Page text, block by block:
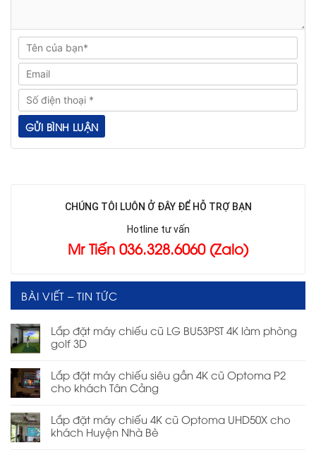
CHÚNG TÔI LUÔN Ở ĐÂY ĐỂ HỖ TRỢ BẠN
Hotline tư vấn
Mr Tiến 036.328.6060 (Zalo)
BÀI VIẾT – TIN TỨC
Lắp đặt máy chiếu cũ LG BU53PST 4K làm phòng
golf 3D
Lắp đặt máy chiếu siêu gần 4K cũ Optoma P2
cho khách Tân Cảng
Lắp đặt máy chiếu 4K cũ Optoma UHD50X cho
khách Huyện Nhà Bè